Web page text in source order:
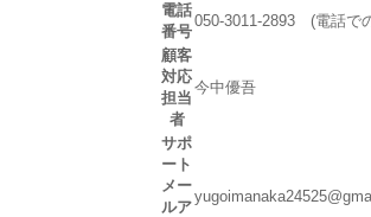
電話
番号
050-3011-2893 (電話で
顧客
対応
担当
者
今中優吾
サポ
ート
メー
ルア